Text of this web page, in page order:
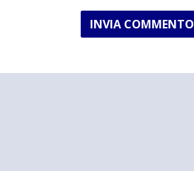
INVIA COMMENTO